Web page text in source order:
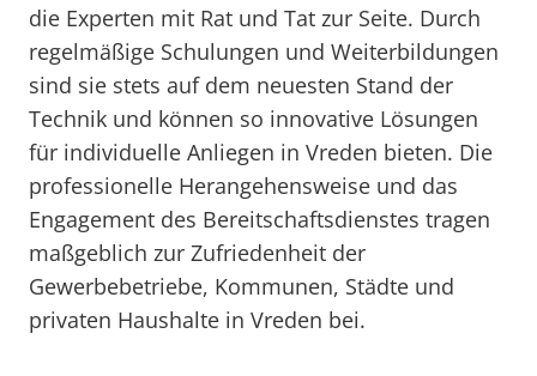
die Experten mit Rat und Tat zur Seite. Durch
regelmäßige Schulungen und Weiterbildungen
sind sie stets auf dem neuesten Stand der
Technik und können so innovative Lösungen
für individuelle Anliegen in Vreden bieten. Die
professionelle Herangehensweise und das
Engagement des Bereitschaftsdienstes tragen
maßgeblich zur Zufriedenheit der
Gewerbebetriebe, Kommunen, Städte und
privaten Haushalte in Vreden bei.